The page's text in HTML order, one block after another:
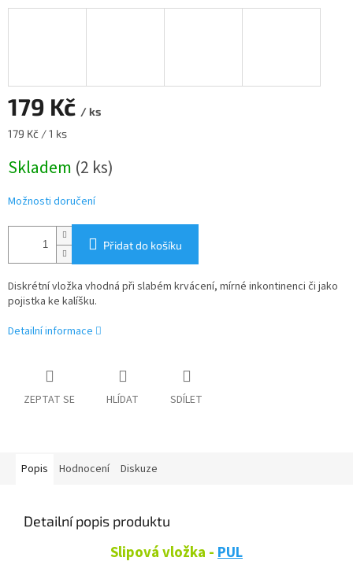
179 Kč / ks
Měrná
179 Kč / 1 ks
Skladem (2 ks)
Možnosti doručení
Přidat do košíku
Diskrétní vložka vhodná při slabém krvácení, mírné inkontinenci či jako
pojistka ke kalíšku.
Detailní informace
ZEPTAT SE HLÍDAT SDÍLET
Popis Hodnocení Diskuze
Detailní popis produktu
Slipová vložka - PUL